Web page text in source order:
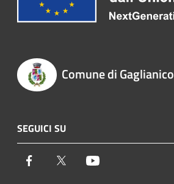
Comune di Gaglianico
SEGUICI SU
Facebook Twitter